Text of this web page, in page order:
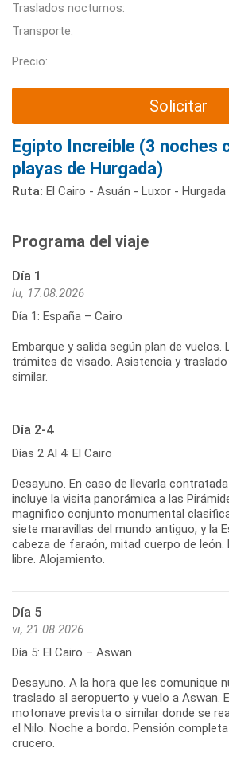
Traslados nocturnos:
Transporte:
Precio:
Solicitar
Egipto Increíble (3 noches
playas de Hurgada)
Ruta: El Cairo - Asuán - Luxor - Hurgada
Programa del viaje
Día 1
lu, 17.08.2026
Día 1: España – Cairo
Embarque y salida según plan de vuelos.
trámites de visado. Asistencia y
similar.
Día 2-4
Días 2 Al 4: El Cairo
Desayuno. En caso de llevarla
incluye la visita panorámica a las
magnifico conjunto monumental
siete maravillas del mundo antiguo, y la
cabeza de faraón, mitad cuerpo de
libre. Alojamiento.
Día 5
vi, 21.08.2026
Día 5: El Cairo – Aswan
Desayuno. A la hora que les comunique
traslado al aeropuerto y vuelo a Aswan.
motonave prevista o similar donde se
el Nilo. Noche a bordo. Pensión
crucero.